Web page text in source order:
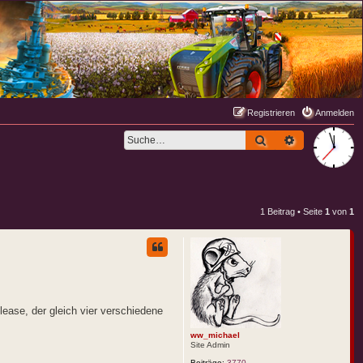
Anmelden
Registrieren
SucheErweiterte
1 Beitrag • Seite 1 von 1
ww_michael
Site Admin
der gleich vier verschiedene